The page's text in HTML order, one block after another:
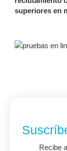
superiores en
Recibe